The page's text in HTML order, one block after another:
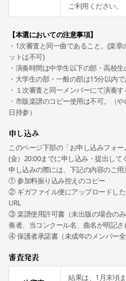
ご利用ください。
【本選においての注意事項】
・1次審査と同一曲であること。(楽
ットは不可)
・演奏時間は中学生以下の部・高校
・大学生の部・一般の部は15分以内で
・１次審査と同一メンバーにて演奏す
・市販楽譜のコピー使用は不可。（
日持参）
申し込み
このページ下部の「お申し込みフォ
(金）20:00までに申し込み・提出して
申し込みの際には、下記の内容のご用
① 参加料振り込み控えのコピー
② ギガファイル便にアップロードし
URL
③ 楽譜使用許可書（未出版の場合の
奏者、当コンクール名、曲名が明記さ
④ 保護者承諾書（未成年のメンバー全
審査発表
結果は、1月末頃